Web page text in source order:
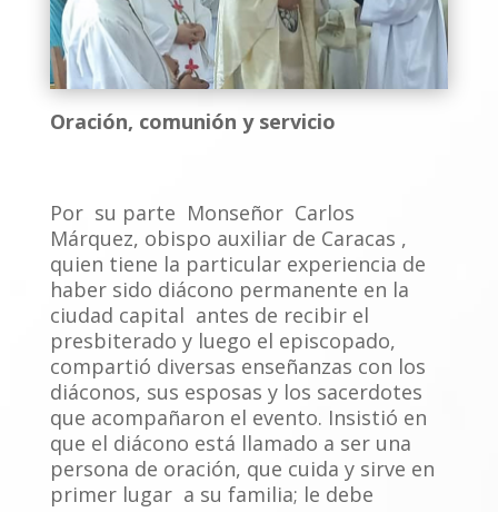
Oración, comunión y servicio
Por su parte Monseñor Carlos
Márquez, obispo auxiliar de Caracas ,
quien tiene la particular experiencia de
haber sido diácono permanente en la
ciudad capital antes de recibir el
presbiterado y luego el episcopado,
compartió diversas enseñanzas con los
diáconos, sus esposas y los sacerdotes
que acompañaron el evento. Insistió en
que el diácono está llamado a ser una
persona de oración, que cuida y sirve en
primer lugar a su familia; le debe